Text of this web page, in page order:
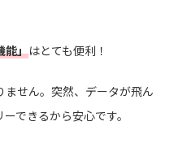
能」はとても便利！
せん。突然、データが飛ん
できるから安心です。